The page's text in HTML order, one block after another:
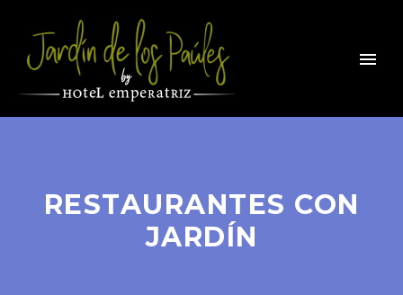
RESTAURANTES CON
JARDÍN